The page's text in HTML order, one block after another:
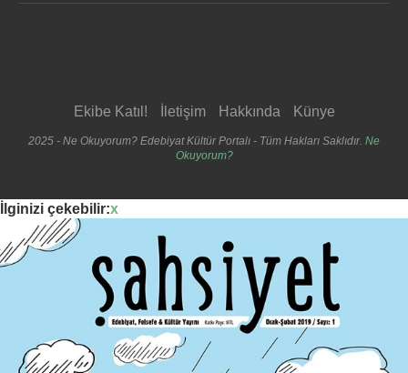
Ekibe Katıl! İletişim Hakkında Künye
2025 - Ne Okuyorum? Edebiyat Kültür Portalı - Tüm Hakları Saklıdır. Ne
Okuyorum?
İlginizi çekebilir:x